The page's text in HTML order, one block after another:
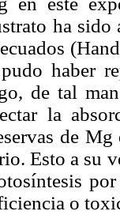
ha
haber
de tal
la
de
Esto a su
o